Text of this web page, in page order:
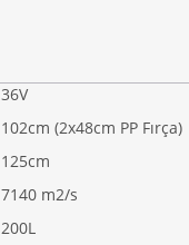
36V
102cm (2x48cm PP Fırça)
125cm
7140 m2/s
200L